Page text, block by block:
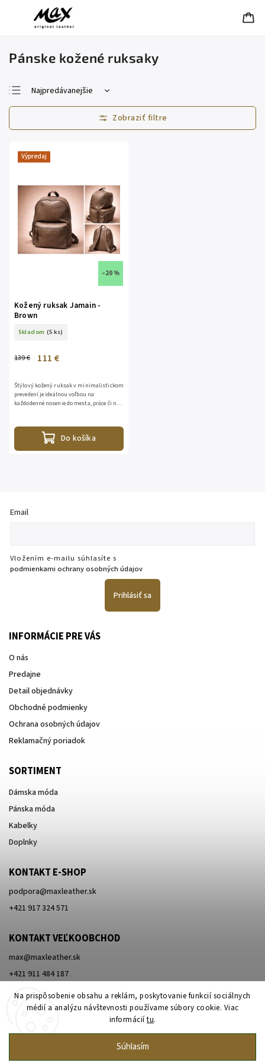
Na prispôsobenie obsahu a reklám, poskytovanie funkcií sociálnych
médií a analýzu návštevnosti používame súbory cookie. Viac
informáciítu.
Súhlasím
Pánske kožené ruksaky
Najpredávanejšie
Najlacnejšie
Najdrahšie
Výpredaj
–20 %
Kožený ruksak Jamain -
Brown
Skladom (5 ks)
139 € 111 €
Do košíka
Štýlový kožený ruksak v minimalistickom
prevedení je ideálnou voľbou na
každodenné nosenie do mesta, práce či na
Email
Vložením e-mailu súhlasíte s
podmienkami ochrany osobných údajov
Prihlásiť sa
INFORMÁCIE PRE VÁS
O nás
Predajne
Detail objednávky
Obchodné podmienky
Ochrana osobných údajov
Reklamačný poriadok
SORTIMENT
Dámska móda
Pánska móda
Kabelky
Doplnky
KONTAKT E-SHOP
podpora@maxleather.sk
+421 917 324 571
KONTAKT VEĽKOOBCHOD
max@maxleather.sk
+421 911 484 187
Copyright 2026Max Original Leather. Všetky práva vyhradené.